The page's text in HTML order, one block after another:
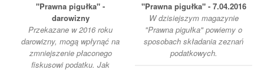
"Prawna pigułka" -
darowizny
Przekazane w 2016 roku
darowizny, mogą wpłynąć na
zmniejszenie płaconego
fiskusowi podatku. Jak
"Prawna pigułka" - 7.04.2016
W dzisiejszym magazynie
"Prawna pigułka" powiemy o
sposobach składania zeznań
podatkowych.